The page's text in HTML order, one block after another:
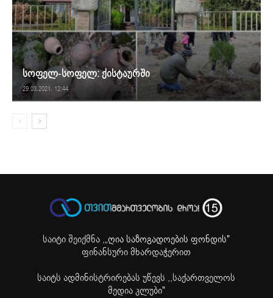
სოფელ-სოფელ: ქისტაურში
29.03.2021. 12:44
საიტი შეიქმნა ,„ღია საზოგადოების ფონდის"
ფინანსური მხარდაჭერით
საიტს ადმინისტრირებას უწევს ,,საქართველოს
მედია კლუბი"